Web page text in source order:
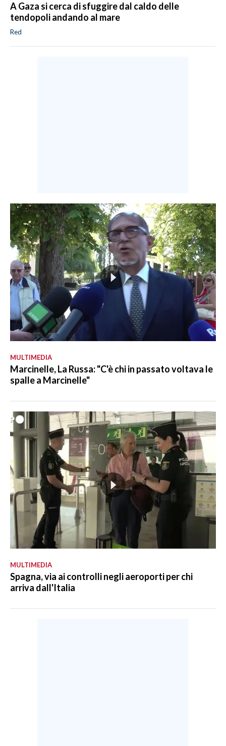
A Gaza si cerca di sfuggire dal caldo delle
tendopoli andando al mare
Red
MULTIMEDIA
Marcinelle, La Russa: "C'è chi in passato voltava le
spalle a Marcinelle"
MULTIMEDIA
Spagna, via ai controlli negli aeroporti per chi
arriva dall'Italia